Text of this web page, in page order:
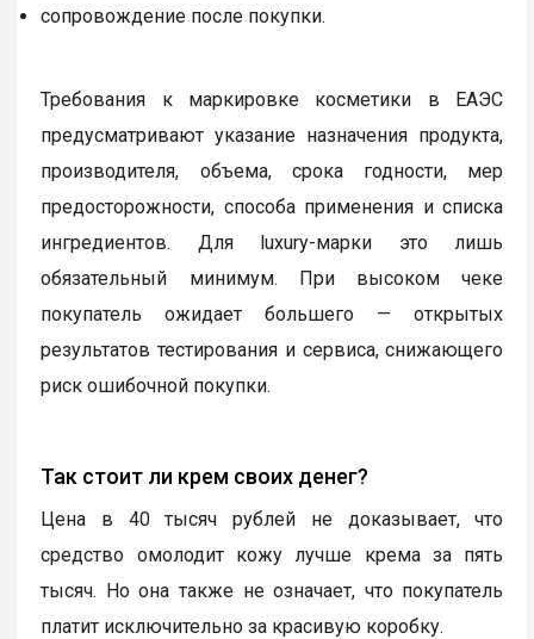
сопровождение после покупки.
Требования к маркировке косметики в ЕАЭС
предусматривают указание назначения продукта,
производителя, объема, срока годности, мер
предосторожности, способа применения и списка
ингредиентов. Для luxury-марки это лишь
обязательный минимум. При высоком чеке
покупатель ожидает большего — открытых
результатов тестирования и сервиса, снижающего
риск ошибочной покупки.
Так стоит ли крем своих денег?
Цена в 40 тысяч рублей не доказывает, что
средство омолодит кожу лучше крема за пять
тысяч. Но она также не означает, что покупатель
платит исключительно за красивую коробку.